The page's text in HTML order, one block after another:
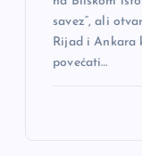
savez“, ali
Rijad i Ankara
povećati…